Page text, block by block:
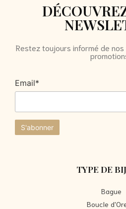
Restez toujours informé de
Email*
TYPE DE
Bague
Boucle